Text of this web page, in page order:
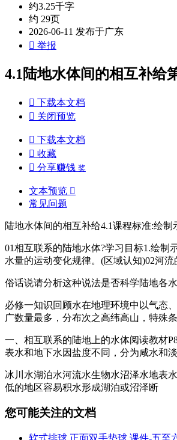
约3.25千字
约 29页
2026-06-11 发布于广东
 举报
4.1陆地水体间的相互补给
 下载本文档
 关闭预览
 下载本文档
 收藏
 分享赚钱 奖
文本预览 
常见问题
陆地水体间的相互补给4.1课程标准:绘
01相互联系的陆地水体?学习目标1.绘
水量的运动变化规律。(区域认知)02河流
俗话说请分析这种说法是否科学陆地各
必修一知识回顾水在地理环境中以气态
广数量最多，分布次之高纬高山，特殊
一、相互联系的陆地上的水体阅读教材
表水和地下水因盐度不同，分为咸水和
冰川水湖泊水河流水生物水沼泽水地表
低的地区容易积水形成湖泊或沼泽断
您可能关注的文档